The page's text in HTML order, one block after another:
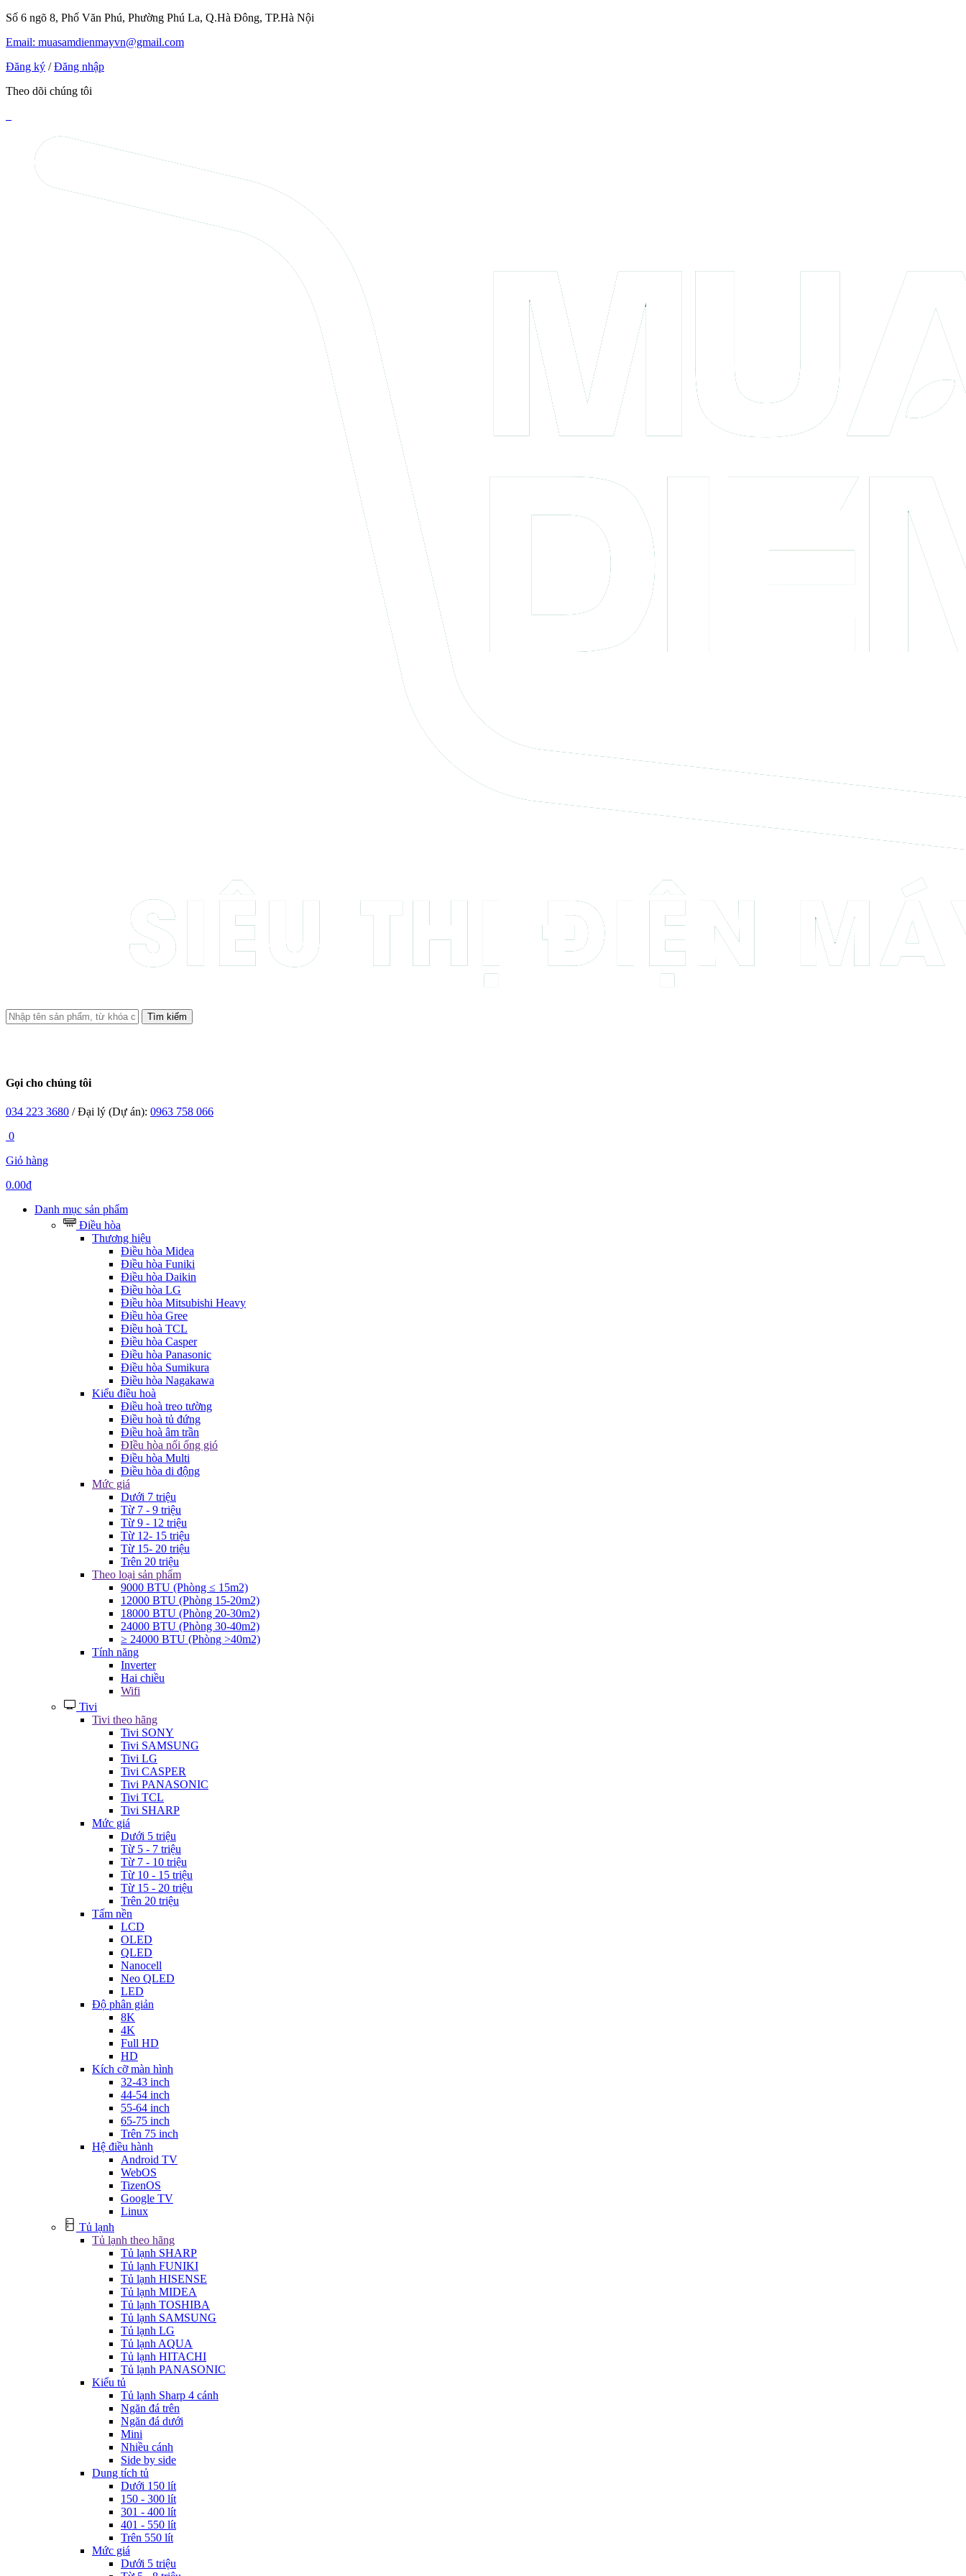
Số 6 ngõ 8, Phố Văn Phú, Phường Phú La, Q.Hà Đông, TP.Hà Nội
Email: muasamdienmayvn@gmail.com
Đăng ký / Đăng nhập
Theo dõi chúng tôi
Tìm kiếm
Gọi cho chúng tôi
034 223 3680 / Đại lý (Dự án): 0963 758 066
0
Giỏ hàng
0.00đ
Danh mục sản phẩm
Điều hòa
Thương hiệu
Điều hòa Midea
Điều hòa Funiki
Điều hòa Daikin
Điều hòa LG
Điều hòa Mitsubishi Heavy
Điều hòa Gree
Điều hoà TCL
Điều hòa Casper
Điều hòa Panasonic
Điều hòa Sumikura
Điều hòa Nagakawa
Kiểu điều hoà
Điều hoà treo tường
Điều hoà tủ đứng
Điều hoà âm trần
ĐIều hòa nối ống gió
Điều hòa Multi
Điều hòa di động
Mức giá
Dưới 7 triệu
Từ 7 - 9 triệu
Từ 9 - 12 triệu
Từ 12- 15 triệu
Từ 15- 20 triệu
Trên 20 triệu
Theo loại sản phẩm
9000 BTU (Phòng ≤ 15m2)
12000 BTU (Phòng 15-20m2)
18000 BTU (Phòng 20-30m2)
24000 BTU (Phòng 30-40m2)
≥ 24000 BTU (Phòng >40m2)
Tính năng
Inverter
Hai chiều
Wifi
Tivi
Tivi theo hãng
Tivi SONY
Tivi SAMSUNG
Tivi LG
Tivi CASPER
Tivi PANASONIC
Tivi TCL
Tivi SHARP
Mức giá
Dưới 5 triệu
Từ 5 - 7 triệu
Từ 7 - 10 triệu
Từ 10 - 15 triệu
Từ 15 - 20 triệu
Trên 20 triệu
Tấm nền
LCD
OLED
QLED
Nanocell
Neo QLED
LED
Độ phân giản
8K
4K
Full HD
HD
Kích cỡ màn hình
32-43 inch
44-54 inch
55-64 inch
65-75 inch
Trên 75 inch
Hệ điều hành
Android TV
WebOS
TizenOS
Google TV
Linux
Tủ lạnh
Tủ lạnh theo hãng
Tủ lạnh SHARP
Tủ lạnh FUNIKI
Tủ lạnh HISENSE
Tủ lạnh MIDEA
Tủ lạnh TOSHIBA
Tủ lạnh SAMSUNG
Tủ lạnh LG
Tủ lạnh AQUA
Tủ lạnh HITACHI
Tủ lạnh PANASONIC
Kiểu tủ
Tủ lạnh Sharp 4 cánh
Ngăn đá trên
Ngăn đá dưới
Mini
Nhiều cánh
Side by side
Dung tích tủ
Dưới 150 lít
150 - 300 lít
301 - 400 lít
401 - 550 lít
Trên 550 lít
Mức giá
Dưới 5 triệu